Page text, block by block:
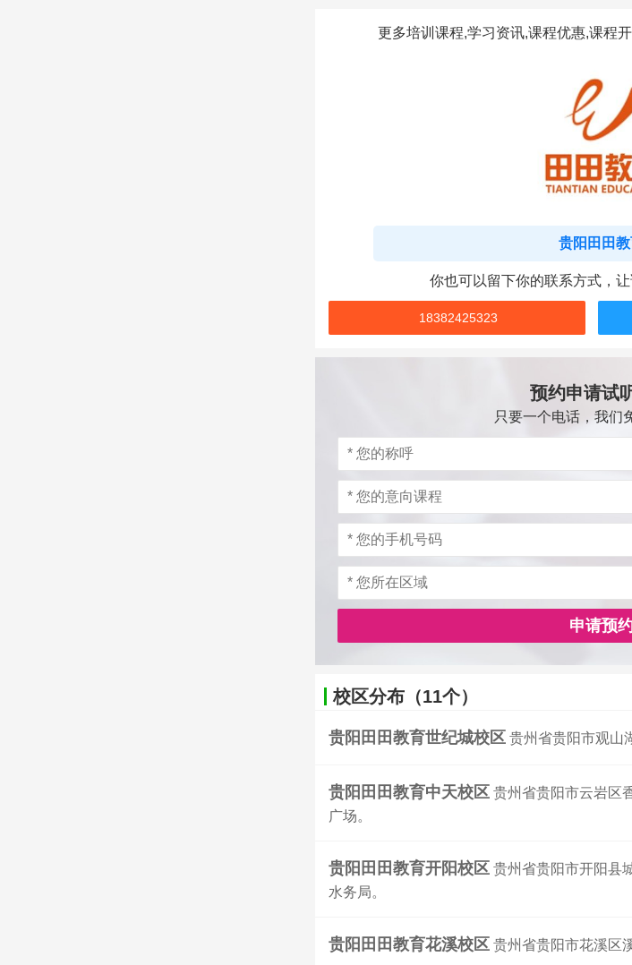
更多培训课程,学习资讯,课程优惠,课程
贵阳田田
你也可以留下你的联系方式，
18382425323
预约申请试
只要一个电话，我们
申请预
校区分布（11个）
贵阳田田教育世纪城校区 贵州省贵阳市观山
贵阳田田教育中天校区 贵州省贵阳市云岩区
广场。
贵阳田田教育开阳校区 贵州省贵阳市开阳县
水务局。
贵阳田田教育花溪校区 贵州省贵阳市花溪区